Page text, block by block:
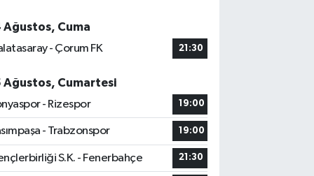
Ağustos, Cuma
- Çorum FK
21:30
Ağustos, Cumartesi
- Rizespor
19:00
- Trabzonspor 19:00
S.K. - Fenerbahçe 21:30